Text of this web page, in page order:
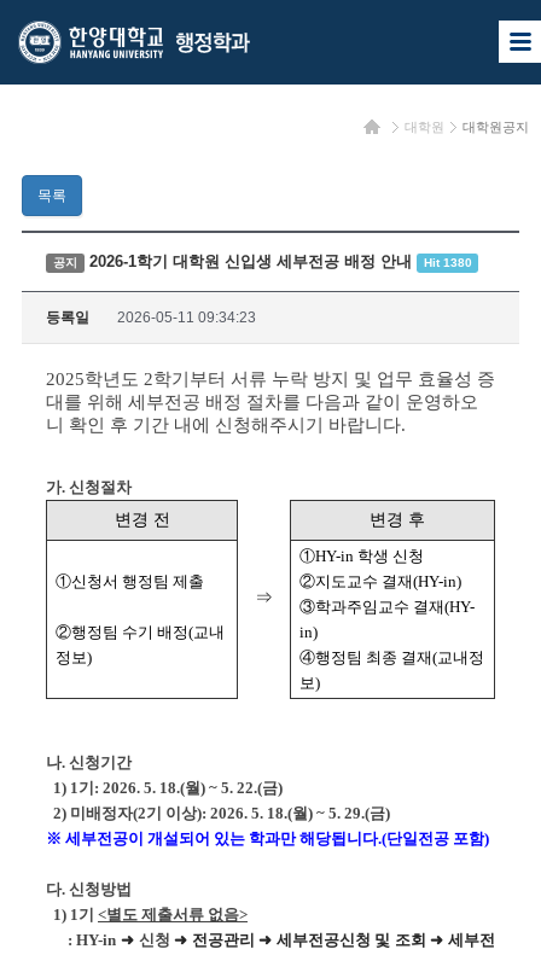
한
양
교
양
행
정
학
과
사
이
열
홈 대학원 대학원공지
목록
공지 2026-1학기 대학원 신입생 세부전공 배정 안내 Hit 1380
등록일 2026-05-11 09:34:23
2025학년도 2학기부터 서류 누락 방지 및 업무 효율성 증
대를 위해 세부전공 배정 절차를 다음과 같이 운영하오
니 확인 후 기간 내에 신청해주시기 바랍니다.
가. 신청절차
변경 전
⇒
변경 후
①신청서 행정팀 제출
②행정팀 수기 배정(교내
정보)
①HY-in 학생 신청
②지도교수 결재(HY-in)
③학과주임교수 결재(HY-
in)
④행정팀 최종 결재(교내정
보)
나. 신청기간
1) 1기: 2026. 5. 18.(월) ~ 5. 22.(금)
2) 미배정자(2기 이상): 2026. 5. 18.(월) ~ 5. 29.(금)
※ 세부전공이 개설되어 있는 학과만 해당됩니다.(단일전공 포함)
다. 신청방법
1) 1기 <별도 제출서류 없음>
:HY-in ➜ 신청➜ 전공관리 ➜ 세부전공신청 및 조회 ➜ 세부전